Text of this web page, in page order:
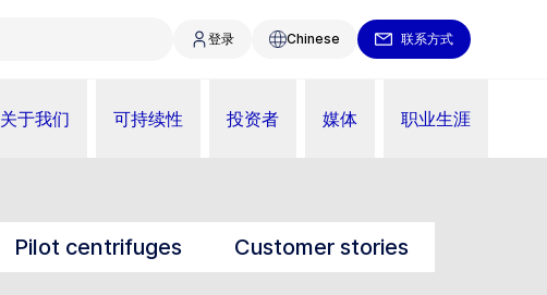
登录 Chinese 联系方式
关于我们 可持续性 投资者 媒体 职业生涯
Pilot centrifuges Customer stories